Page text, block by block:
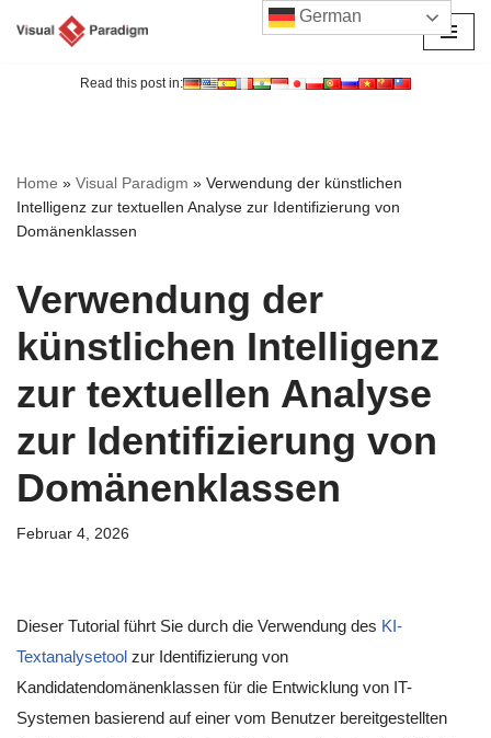
Read this post in:
Home » Visual Paradigm » Verwendung der künstlichen
Intelligenz zur textuellen Analyse zur Identifizierung von
Domänenklassen
Verwendung der
künstlichen Intelligenz
zur textuellen Analyse
zur Identifizierung von
Domänenklassen
Februar 4, 2026
Dieser Tutorial führt Sie durch die Verwendung des KI-
Textanalysetool zur Identifizierung von
Kandidatendomänenklassen für die Entwicklung von IT-
Systemen basierend auf einer vom Benutzer bereitgestellten
German